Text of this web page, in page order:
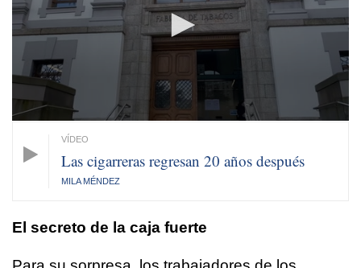
seconds
Las cigarreras regresan 20 años después
MILA MÉNDEZ
El secreto de la caja fuerte